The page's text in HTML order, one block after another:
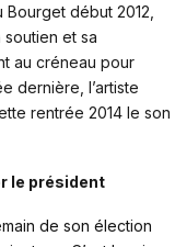
début 2012,
soutien et sa
au créneau pour
dernière, l’artiste
rentrée 2014 le son
le président
de son élection